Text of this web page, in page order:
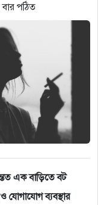
পঠিত
এক বাড়িতে বট
যোগাযোগ ব্যবস্থার